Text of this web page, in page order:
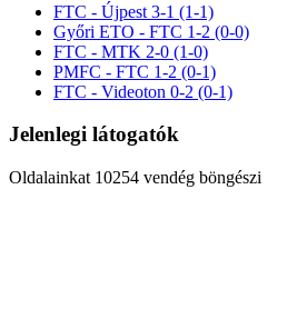
FTC - Újpest 3-1 (1-1)
Győri ETO - FTC 1-2 (0-0)
FTC - MTK 2-0 (1-0)
PMFC - FTC 1-2 (0-1)
FTC - Videoton 0-2 (0-1)
Jelenlegi látogatók
Oldalainkat 10254 vendég böngészi